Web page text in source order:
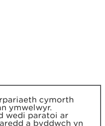
cymorth
ymwelwyr.
wedi paratoi ar
a byddwch yn